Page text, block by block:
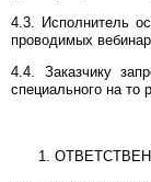
4.3. Исполнитель
проводимых
4.4. Заказчику
специального на то